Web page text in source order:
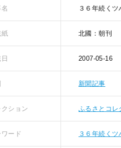
３６年続く
紙 北國：朝刊
2007-05-16
新聞記事
クション ふるさとコレ
ード ３６年続く